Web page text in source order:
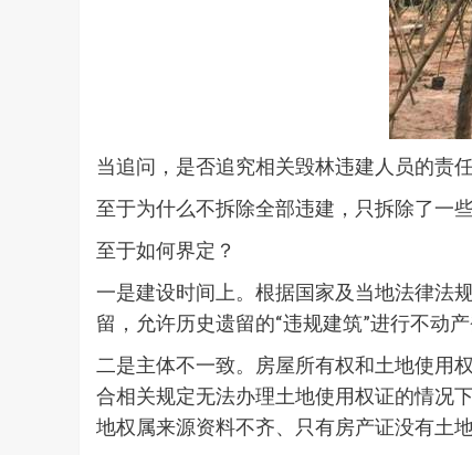
当追问，是否追究相关毁林违建人员的责
至于为什么不拆除全部违建，只拆除了一
至于如何界定？
一是建设时间上。根据国家及当地法律法
留，允许历史遗留的“违规建筑”进行不动
二是主体不一致。房屋所有权和土地使用
合相关规定无法办理土地使用权证的情况
地权属来源资料不齐、只有房产证没有土地